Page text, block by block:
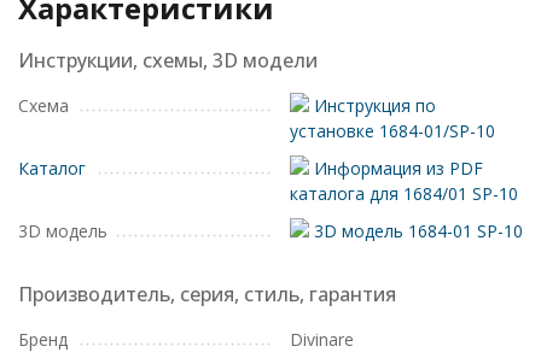
Инструкции, схемы, 3D модели
Схема
Инструкция по
установке 1684-01/SP-10
Каталог
Информация из PDF
каталога для 1684/01 SP-10
3D модель
3D модель 1684-01 SP-10
Производитель, серия, стиль, гарантия
Бренд
Divinare